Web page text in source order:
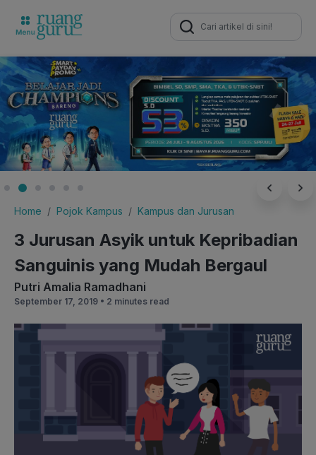
Search
for:
Home Pojok Kampus Kampus dan Jurusan
3 Jurusan Asyik untuk Kepribadian
Sanguinis yang Mudah Bergaul
Putri Amalia Ramadhani
September 17, 2019 • 2 minutes read